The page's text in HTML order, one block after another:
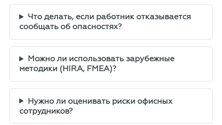
Что делать, если работник отказывается
сообщать об опасностях?
Можно ли использовать зарубежные
методики (HIRA, FMEA)?
Нужно ли оценивать риски офисных
сотрудников?